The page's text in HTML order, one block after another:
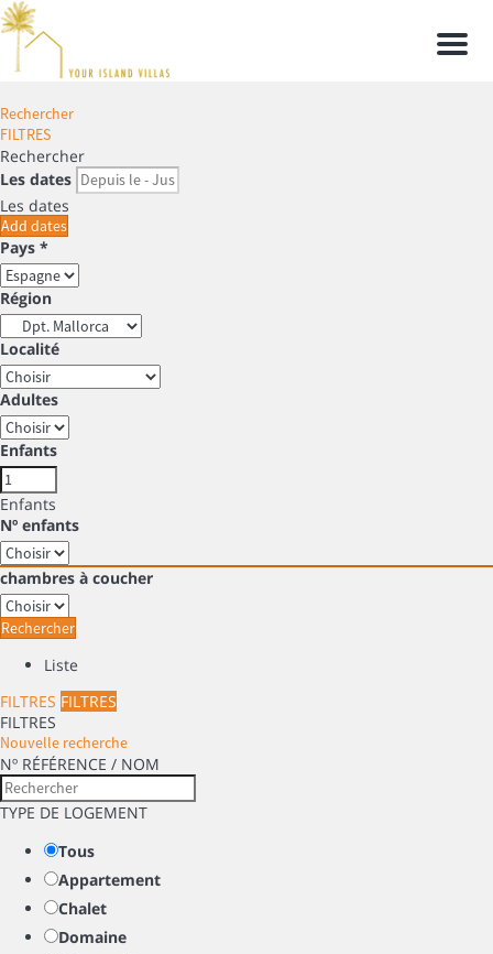
Menu
Rechercher
FILTRES
Rechercher
Les dates
Les dates
Add dates
Pays *
Région
Localité
Adultes
Enfants
Enfants
Nº enfants
chambres à coucher
Rechercher
Liste
FILTRES FILTRES
FILTRES
Nouvelle recherche
Nº RÉFÉRENCE / NOM
TYPE DE LOGEMENT
Tous
Appartement
Chalet
Domaine